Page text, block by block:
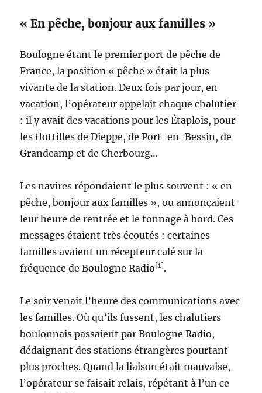
« En pêche, bonjour aux familles »
Boulogne étant le premier port de pêche de
France, la position « pêche » était la plus
vivante de la station. Deux fois par jour, en
vacation, l’opérateur appelait chaque chalutier
: il y avait des vacations pour les Étaplois, pour
les flottilles de Dieppe, de Port-en-Bessin, de
Grandcamp et de Cherbourg…
Les navires répondaient le plus souvent : « en
pêche, bonjour aux familles », ou annonçaient
leur heure de rentrée et le tonnage à bord. Ces
messages étaient très écoutés : certaines
familles avaient un récepteur calé sur la
fréquence de Boulogne Radio[1].
Le soir venait l’heure des communications avec
les familles. Où qu’ils fussent, les chalutiers
boulonnais passaient par Boulogne Radio,
dédaignant des stations étrangères pourtant
plus proches. Quand la liaison était mauvaise,
l’opérateur se faisait relais, répétant à l’un ce